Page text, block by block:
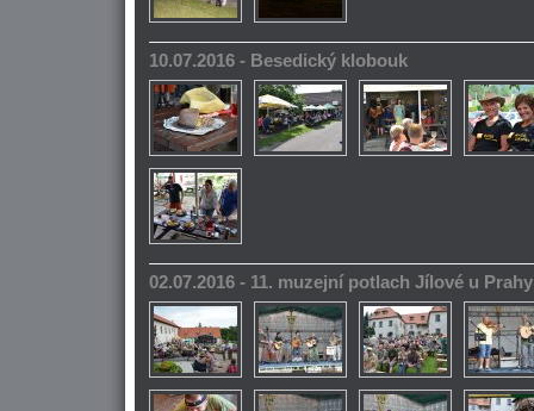
10.07.2016 - Besedický klobouk
02.07.2016 - 11. muzejní potlach Jílové u Prahy